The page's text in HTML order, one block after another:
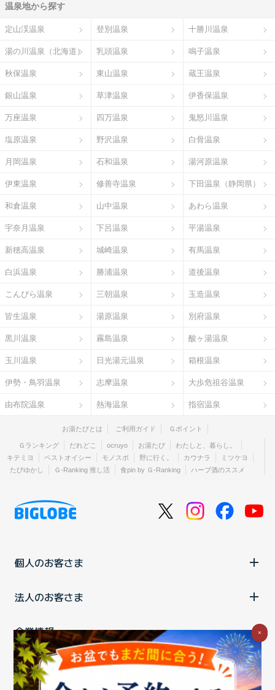
温泉地から探す
定山渓温泉 登別温泉 十勝川温泉
湯の川温泉（北海道） 乳頭温泉 鳴子温泉
秋保温泉 東山温泉 蔵王温泉
銀山温泉 草津温泉 伊香保温泉
万座温泉 四万温泉 鬼怒川温泉
塩原温泉 野沢温泉 白骨温泉
月岡温泉 石和温泉 湯河原温泉
伊東温泉 修善寺温泉 下田温泉（静岡県）
和倉温泉 山中温泉 あわら温泉
宇奈月温泉 下呂温泉 平湯温泉
新穂高温泉 城崎温泉 有馬温泉
白浜温泉 勝浦温泉 道後温泉
こんぴら温泉 三朝温泉 玉造温泉
皆生温泉 湯原温泉 別府温泉
黒川温泉 霧島温泉 酸ヶ湯温泉
玉川温泉 日光湯元温泉 箱根温泉
伊勢・鳥羽温泉 志摩温泉 大歩危祖谷温泉
由布院温泉 熱海温泉 指宿温泉
お湯たびとは ご利用ガイド Ｇポイント
Ｇランキング だれどこ ocruyo お湯たび
わたしと、暮らし。
キテミヨ
ベストオイシー モノスポ 野に行く。 カウナラ
ミツケヨ
たびゆかし
Ｇ-Ranking 推し活 食pin by Ｇ-Ranking ハーブ酒のススメ
個人のお客さま
法人のお客さま
企業情報
ご利用中の方
×